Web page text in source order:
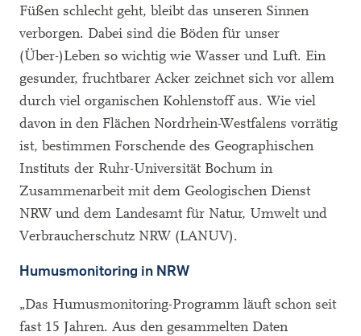
Füßen schlecht geht, bleibt das unseren Sinnen
verborgen. Dabei sind die Böden für unser
(Über-)Leben so wichtig wie Wasser und Luft. Ein
gesunder, fruchtbarer Acker zeichnet sich vor allem
durch viel organischen Kohlenstoff aus. Wie viel
davon in den Flächen Nordrhein-Westfalens vorrätig
ist, bestimmen Forschende des Geographischen
Instituts der Ruhr-Universität Bochum in
Zusammenarbeit mit dem Geologischen Dienst
NRW und dem Landesamt für Natur, Umwelt und
Verbraucherschutz NRW (LANUV).
Humusmonitoring in NRW
„Das Humusmonitoring-Programm läuft schon seit
fast 15 Jahren. Aus den gesammelten Daten